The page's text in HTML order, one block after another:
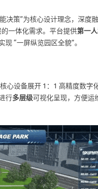
决策”为核心设计理念，深度
一体化需求。平台提供第一
“一屏纵览园区全貌”。
心设备展开 1：1 高精度数字
行多层级可视化呈现，方便运